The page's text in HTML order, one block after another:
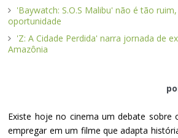
'Baywatch: S.O.S Malibu' não é tão
oportunidade
'Z: A Cidade Perdida' narra jornada de
Amazônia
Existe hoje no cinema um debate
empregar em um filme que adapta